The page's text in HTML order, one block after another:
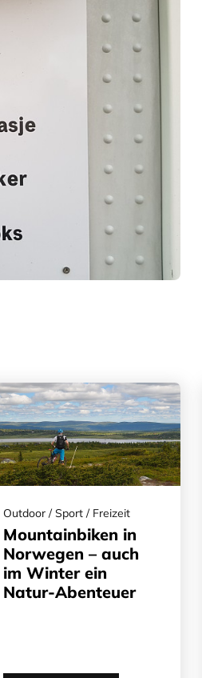
Outdoor / Sport / Freizeit
Mountainbiken in
Norwegen – auch
im Winter ein
Natur-Abenteuer